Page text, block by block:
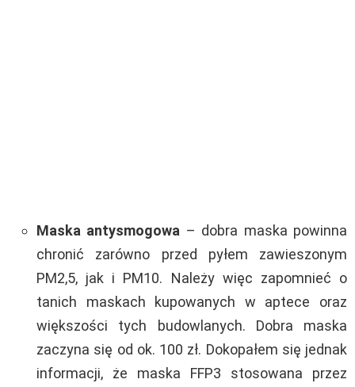
Maska antysmogowa – dobra maska powinna
chronić zarówno przed pyłem zawieszonym
PM2,5, jak i PM10. Należy więc zapomnieć o
tanich maskach kupowanych w aptece oraz
większości tych budowlanych. Dobra maska
zaczyna się od ok. 100 zł. Dokopałem się jednak
informacji, że maska FFP3 stosowana przez